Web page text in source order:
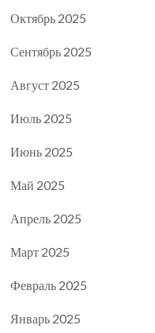
Октябрь 2025
Сентябрь 2025
Август 2025
Июль 2025
Июнь 2025
Май 2025
Апрель 2025
Март 2025
Февраль 2025
Январь 2025